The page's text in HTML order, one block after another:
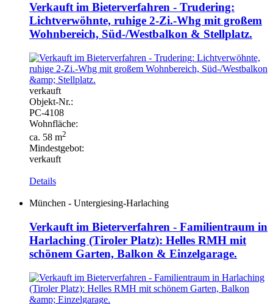
Verkauft im Bieterverfahren - Trudering:
Lichtverwöhnte, ruhige 2-Zi.-Whg mit großem
Wohnbereich, Süd-/Westbalkon & Stellplatz.
verkauft
Objekt-Nr.:
PC-4108
Wohnfläche:
ca. 58 m2
Mindestgebot:
verkauft
Details
München - Untergiesing-Harlaching
Verkauft im Bieterverfahren - Familientraum in
Harlaching (Tiroler Platz): Helles RMH mit
schönem Garten, Balkon & Einzelgarage.